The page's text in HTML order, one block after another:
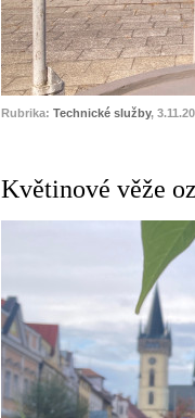
Rubrika: Technické služby,
Květinové věže